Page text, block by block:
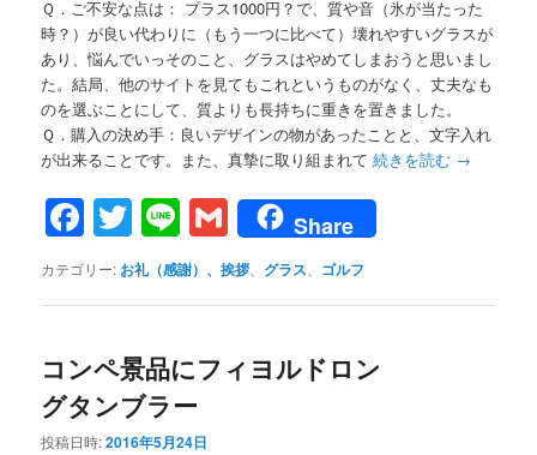
Ｑ．ご不安な点は： プラス1000円？で、質や音（氷が当たった
時？）が良い代わりに（もう一つに比べて）壊れやすいグラスが
あり、悩んでいっそのこと、グラスはやめてしまおうと思いまし
た。結局、他のサイトを見てもこれというものがなく、丈夫なも
のを選ぶことにして、質よりも長持ちに重きを置きました。
Ｑ．購入の決め手：良いデザインの物があったことと、文字入れ
が出来ることです。また、真摯に取り組まれて続きを読む →
Facebook
Twitter
LineGmail
Share
カテゴリー: お礼（感謝）、挨拶 グラス ゴルフ
コンペ景品にフィヨルドロン
グタンブラー
投稿日時:2016年5月24日